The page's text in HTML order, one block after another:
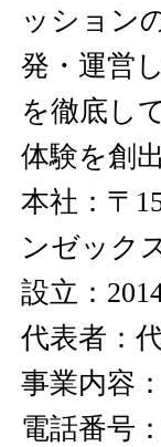
ッション
発・運営
を徹底し
体験を創
本社：〒
ンゼック
設立：
代表者：
事業内容
電話番号